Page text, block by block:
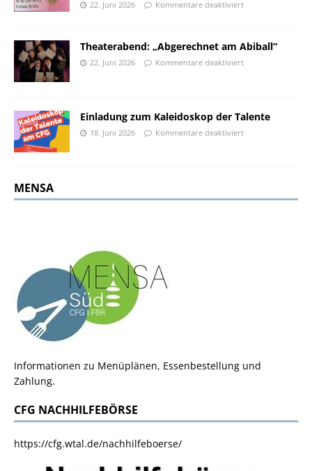
22. Juni 2026 Kommentare deaktiviert
Theaterabend: „Abgerechnet am Abiball“
22. Juni 2026 Kommentare deaktiviert
Einladung zum Kaleidoskop der Talente
18. Juni 2026 Kommentare deaktiviert
MENSA
Informationen zu Menüplänen, Essenbestellung und
Zahlung.
CFG NACHHILFEBÖRSE
https://cfg.wtal.de/nachhilfeboerse/